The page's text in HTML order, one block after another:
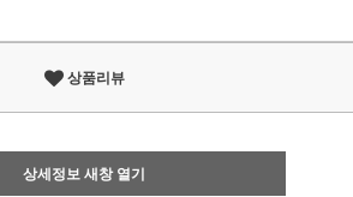
상품리뷰
상세정보 새창 열기